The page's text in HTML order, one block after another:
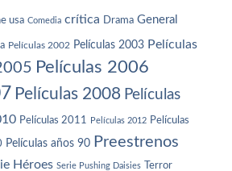
usa Comedia crítica Drama General
Películas 2002 Películas 2003 Películas
Películas 2006
Películas 2008 Películas
Películas 2011 Películas 2012 Películas
Películas años 90 Preestrenos
Héroes Serie Pushing Daisies Terror